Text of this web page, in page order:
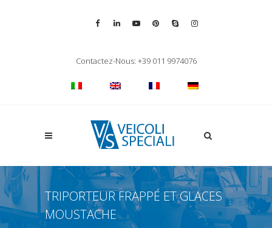
Contactez-Nous: +39 011 9974076
Apri la ricerca
TRIPORTEUR FRAPPÉ ET GLACES
MOUSTACHE